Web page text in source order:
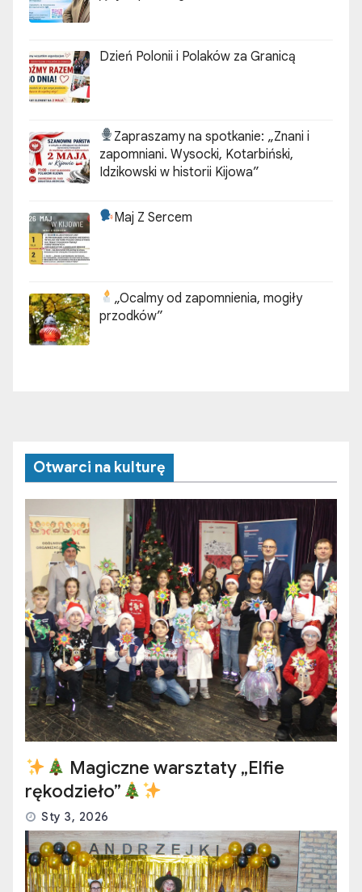
Dzień Polonii i Polaków za Granicą
Zapraszamy na spotkanie: „Znani i
zapomniani. Wysocki, Kotarbiński,
Idzikowski w historii Kijowa”
Maj Z Sercem
„Ocalmy od zapomnienia, mogiły
przodków”
Otwarci na kulturę
Magiczne warsztaty „Elfie
rękodzieło”
Sty 3, 2026